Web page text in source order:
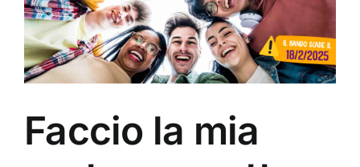
Faccio la mia